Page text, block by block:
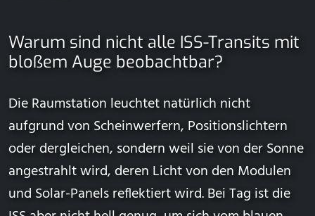
Warum sind nicht alle ISS-Transits mit
bloßem Auge beobachtbar?
Die Raumstation leuchtet natürlich nicht
aufgrund von Scheinwerfern, Positionslichtern
oder dergleichen, sondern weil sie von der Sonne
angestrahlt wird, deren Licht von den Modulen
und Solar-Panels reflektiert wird. Bei Tag ist die